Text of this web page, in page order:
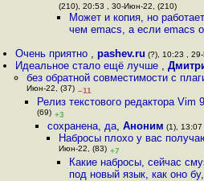
(210), 20:53 , 30-Июн-22, (210)
Может и копия, но
чем emacs, а если emacs
Очень приятно ,pashev.ru (?), 10:23 ,
Идеальное стало ещё лучше ,
без обратной совместимости с
Июн-22, (37) –11
Релиз текстового редактора Vim
(69) +3
сохранена, да,Аноним (1),
Набросы плохо у вас
Июн-22, (83) +7
Какие набросы, сейчас
под новый язык, как оно бу,